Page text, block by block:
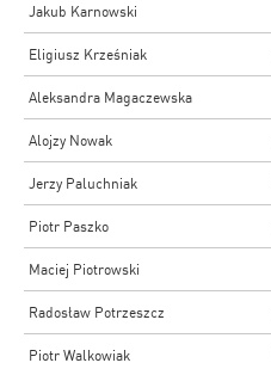
Jakub Karnowski
Eligiusz Krześniak
Aleksandra Magaczewska
Alojzy Nowak
Jerzy Paluchniak
Piotr Paszko
Maciej Piotrowski
Radosław Potrzeszcz
Piotr Walkowiak